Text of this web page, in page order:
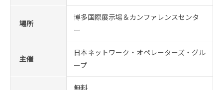
取得認証
場所
博多国際展示場＆カンファレンスセンタ
ー
主催
日本ネットワーク・オペレーターズ・グル
ープ
無料